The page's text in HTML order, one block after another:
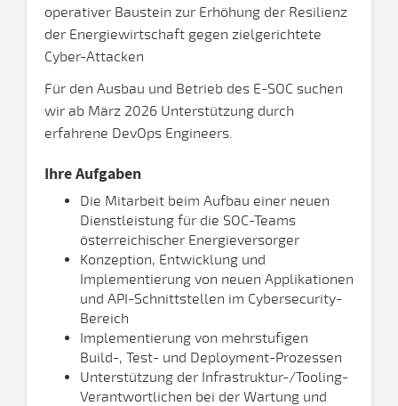
operativer Baustein zur Erhöhung der Resilienz
der Energiewirtschaft gegen zielgerichtete
Cyber-Attacken
Für den Ausbau und Betrieb des E-SOC suchen
wir ab März 2026 Unterstützung durch
erfahrene DevOps Engineers.
Ihre Aufgaben
Die Mitarbeit beim Aufbau einer neuen
Dienstleistung für die SOC-Teams
österreichischer Energieversorger
Konzeption, Entwicklung und
Implementierung von neuen Applikationen
und API-Schnittstellen im Cybersecurity-
Bereich
Implementierung von mehrstufigen
Build-, Test- und Deployment-Prozessen
Unterstützung der Infrastruktur-/Tooling-
Verantwortlichen bei der Wartung und